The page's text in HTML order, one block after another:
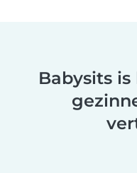
Babysits